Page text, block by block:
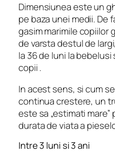
Dimensiunea este un
pe baza unei medii. De
gasim marimile copiilor
de varsta destul de
la 36 de luni la bebelusi
copii .
In acest sens, si cum
continua crestere, un
este sa „estimati
durata de viata a
Intre 3 luni si 3 ani